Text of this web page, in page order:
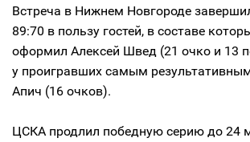
Встреча в Нижнем Новгороде
89:70 в пользу гостей, в составе
оформил Алексей Швед (21 очко и 13
у проигравших самым
Апич (16 очков).
ЦСКА продлил победную серию до 24